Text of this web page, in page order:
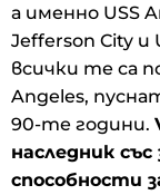
а именно USS
Jefferson City и
всички те са
Angeles,
90-те години.
наследник
способности